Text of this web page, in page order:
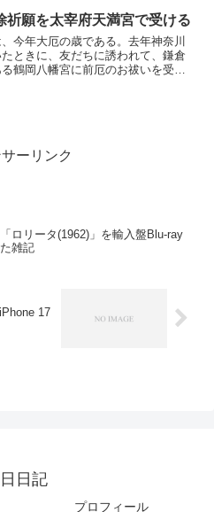
営業期間を延長して、一昨日まで営
いた...
祈願を太宰府天満宮で受ける
今年大厄の歳である。去年神奈川
たときに、友だちに誘われて、鎌倉
る鶴岡八幡宮に前厄のお祓いを受け
ーリンク
ロリータ(1962)」を輸入盤Blu-ray
雑記
17
日記
プロフィール